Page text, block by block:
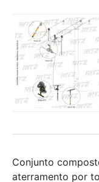
Conjunto
aterramento por